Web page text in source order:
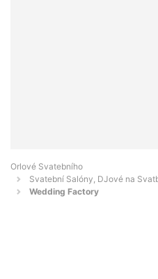
Orlové Svatebního
Svatební Salóny, DJové na
Wedding Factory